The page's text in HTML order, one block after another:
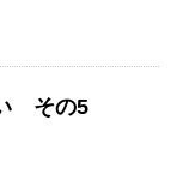
い その5